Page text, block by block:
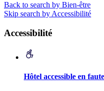
Back to search by Bien-être
Skip search by Accessibilité
Accessibilité
Hôtel accessible en